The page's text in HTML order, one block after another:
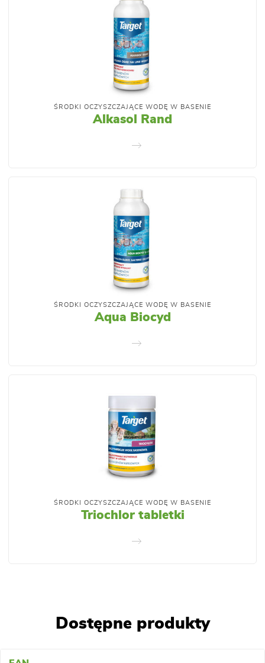
ŚRODKI OCZYSZCZAJĄCE WODĘ W BASENIE
Alkasol Rand
ŚRODKI OCZYSZCZAJĄCE WODĘ W BASENIE
Aqua Biocyd
ŚRODKI OCZYSZCZAJĄCE WODĘ W BASENIE
Triochlor tabletki
Dostępne produkty